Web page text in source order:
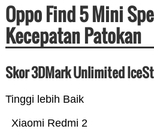
Oppo Find 5 Mini
Kecepatan Patokan
Skor 3DMark Unlimited
Tinggi lebih Baik
Xiaomi Redmi 2